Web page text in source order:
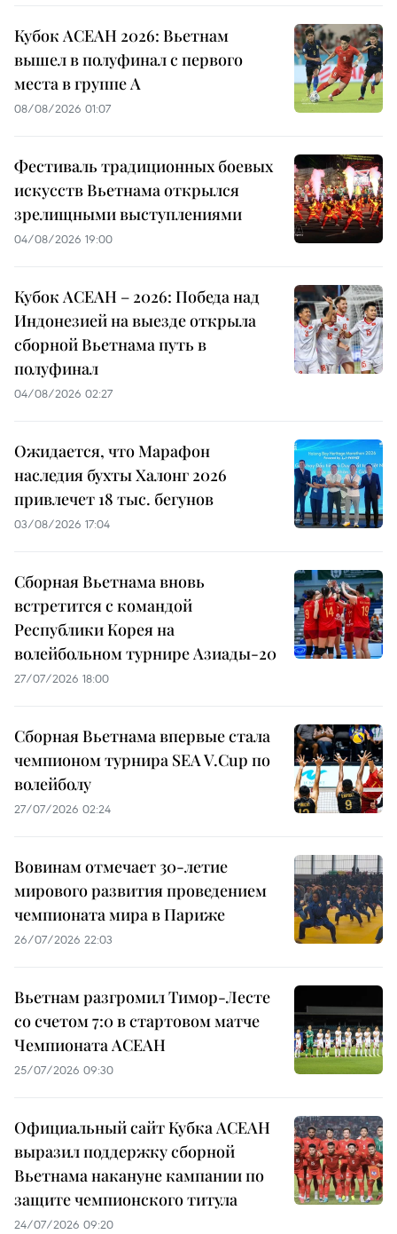
Кубок АСЕАН 2026: Вьетнам
вышел в полуфинал с первого
места в группе A
08/08/2026 01:07
Фестиваль традиционных боевых
искусств Вьетнама открылся
зрелищными выступлениями
04/08/2026 19:00
Кубок АСЕАН – 2026: Победа над
Индонезией на выезде открыла
сборной Вьетнама путь в
полуфинал
04/08/2026 02:27
Ожидается, что Марафон
наследия бухты Халонг 2026
привлечет 18 тыс. бегунов
03/08/2026 17:04
Сборная Вьетнама вновь
встретится с командой
Республики Корея на
волейбольном турнире Азиады-20
27/07/2026 18:00
Сборная Вьетнама впервые стала
чемпионом турнира SEA V.Cup по
волейболу
27/07/2026 02:24
Вовинам отмечает 30-летие
мирового развития проведением
чемпионата мира в Париже
26/07/2026 22:03
Вьетнам разгромил Тимор-Лесте
со счетом 7:0 в стартовом матче
Чемпионата АСЕАН
25/07/2026 09:30
Официальный сайт Кубка АСЕАН
выразил поддержку сборной
Вьетнама накануне кампании по
защите чемпионского титула
24/07/2026 09:20